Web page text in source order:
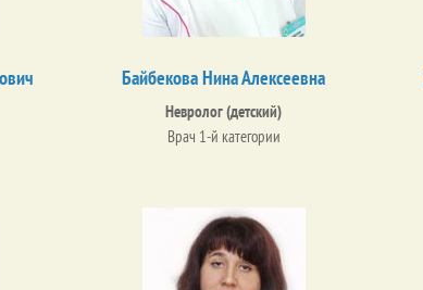
Байбекова Нина Алексеевна
Невролог (детский)
Врач 1-й категории